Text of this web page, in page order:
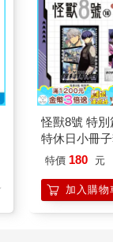
怪獸8號 特別
特休日小冊
加購]
特價 180 元
加入購物